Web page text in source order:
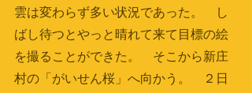
雲は変わらず多い状況であった。　し
ばし待つとやっと晴れて来て目標の絵
を撮ることができた。　そこから新庄
村の「がいせん桜」へ向かう。　２日